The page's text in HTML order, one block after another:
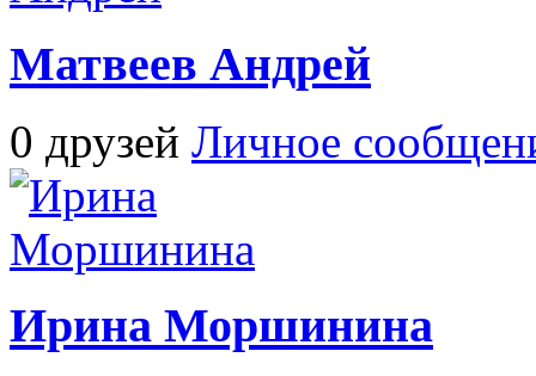
Матвеев Андрей
0 друзей Личное
Ирина Моршинина